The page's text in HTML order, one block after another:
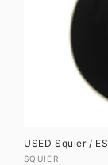
USED Squier /
販
SQUIER